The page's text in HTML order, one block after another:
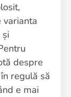
varianta
despre
regulă să
e mai